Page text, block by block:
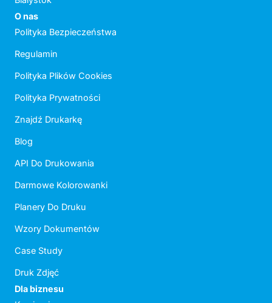
O nas
Polityka Bezpieczeństwa
Regulamin
Polityka Plików Cookies
Polityka Prywatności
Znajdź Drukarkę
Blog
API Do Drukowania
Darmowe Kolorowanki
Planery Do Druku
Wzory Dokumentów
Case Study
Druk Zdjęć
Dla biznesu